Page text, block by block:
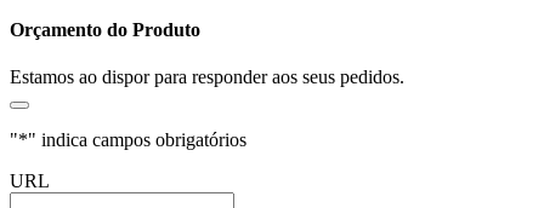
Orçamento do Produto
Estamos ao dispor para responder aos seus pedidos.
"*" indica campos obrigatórios
URL